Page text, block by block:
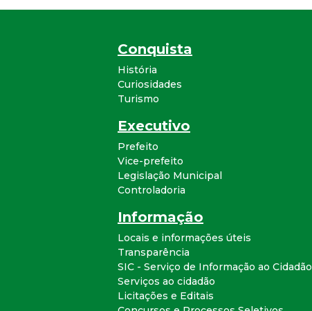
Conquista
História
Curiosidades
Turismo
Executivo
Prefeito
Vice-prefeito
Legislação Municipal
Controladoria
Informação
Locais e informações úteis
Transparência
SIC - Serviço de Informação ao Cidadão
Serviços ao cidadão
Licitações e Editais